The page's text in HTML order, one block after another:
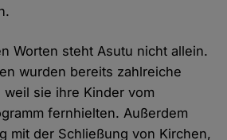
Worten steht Asutu nicht allein.
wurden bereits zahlreiche
weil sie ihre Kinder vom
fernhielten. Außerdem
mit der Schließung von Kirchen,